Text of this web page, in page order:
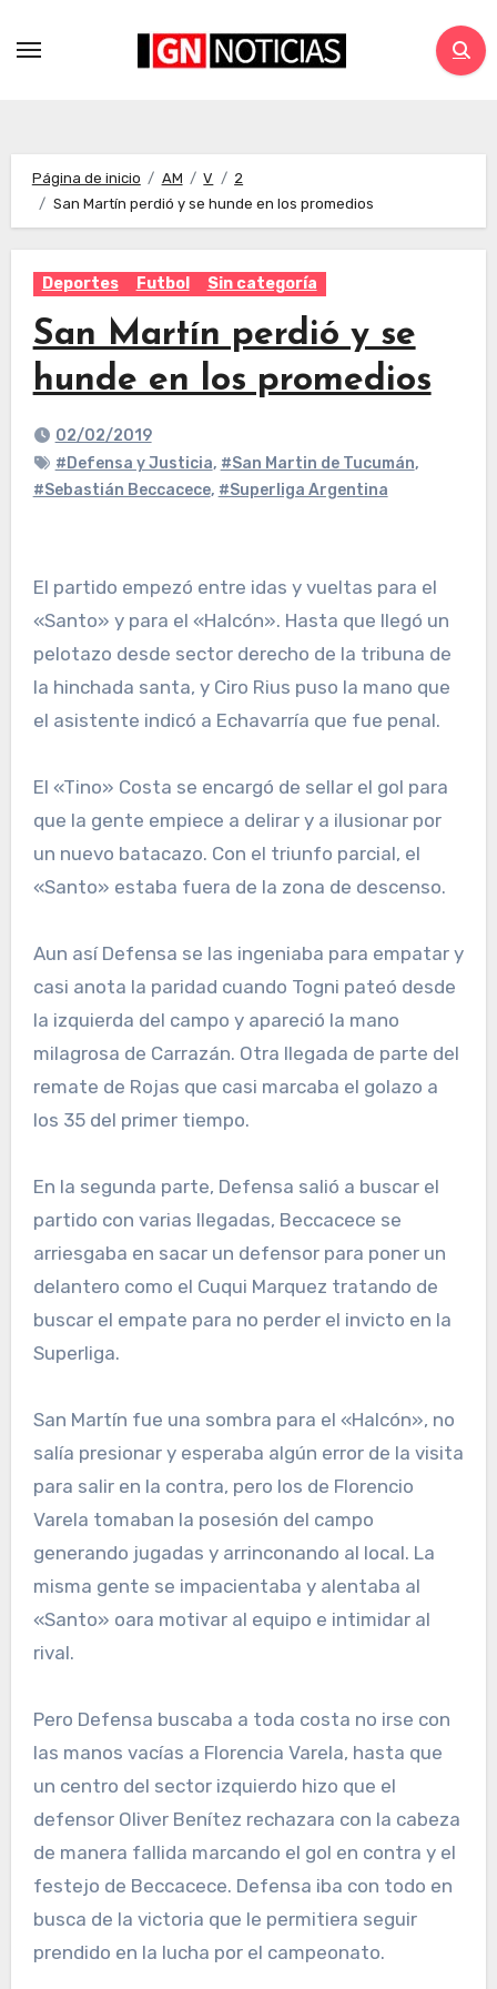
Página de inicio AM V
2
San Martín perdió y se hunde en los promedios
Deportes Futbol Sin categoría
San Martín perdió y se
hunde en los promedios
02/02/2019
#Defensa y Justicia, #San Martin de Tucumán,
#Sebastián Beccacece, #Superliga Argentina
El partido empezó entre idas y vueltas para el
«Santo» y para el «Halcón». Hasta que llegó un
pelotazo desde sector derecho de la tribuna de
la hinchada santa, y Ciro Rius puso la mano que
el asistente indicó a Echavarría que fue penal.
El «Tino» Costa se encargó de sellar el gol para
que la gente empiece a delirar y a ilusionar por
un nuevo batacazo. Con el triunfo parcial, el
«Santo» estaba fuera de la zona de descenso.
Aun así Defensa se las ingeniaba para empatar y
casi anota la paridad cuando Togni pateó desde
la izquierda del campo y apareció la mano
milagrosa de Carrazán. Otra llegada de parte del
remate de Rojas que casi marcaba el golazo a
los 35 del primer tiempo.
En la segunda parte, Defensa salió a buscar el
partido con varias llegadas, Beccacece se
arriesgaba en sacar un defensor para poner un
delantero como el Cuqui Marquez tratando de
buscar el empate para no perder el invicto en la
Superliga.
San Martín fue una sombra para el «Halcón», no
salía presionar y esperaba algún error de la visita
para salir en la contra, pero los de Florencio
Varela tomaban la posesión del campo
generando jugadas y arrinconando al local. La
misma gente se impacientaba y alentaba al
«Santo» oara motivar al equipo e intimidar al
rival.
Pero Defensa buscaba a toda costa no irse con
las manos vacías a Florencia Varela, hasta que
un centro del sector izquierdo hizo que el
defensor Oliver Benítez rechazara con la cabeza
de manera fallida marcando el gol en contra y el
festejo de Beccacece. Defensa iba con todo en
busca de la victoria que le permitiera seguir
prendido en la lucha por el campeonato.